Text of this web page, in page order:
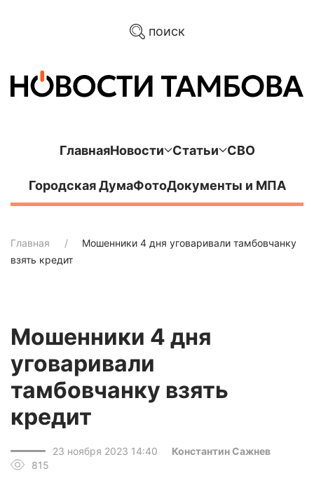
поиск
ГлавнаяНовости Статьи СВО
Городская ДумаФотоДокументы и МПА
Главная
Мошенники 4 дня уговаривали тамбовчанку
взять кредит
Мошенники 4 дня
уговаривали
тамбовчанку взять
кредит
23 ноября 2023 14:40
Константин Сажнев
815